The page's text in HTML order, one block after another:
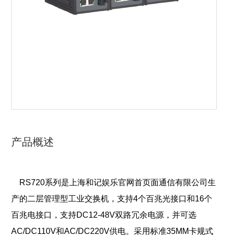
产品概述
RS720系列是上海和记娱乐官网首页面通信有限公司生
产的二层管理型工业交换机，支持4个百兆光接口和16个
百兆电接口，支持DC12-48V双路冗余电源，并可选
AC/DC110V和AC/DC220V供电。采用标准35MM卡规式